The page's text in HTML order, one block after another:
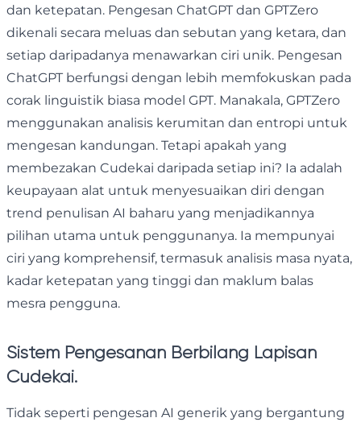
dan ketepatan. Pengesan ChatGPT dan GPTZero
dikenali secara meluas dan sebutan yang ketara, dan
setiap daripadanya menawarkan ciri unik. Pengesan
ChatGPT berfungsi dengan lebih memfokuskan pada
corak linguistik biasa model GPT. Manakala, GPTZero
menggunakan analisis kerumitan dan entropi untuk
mengesan kandungan. Tetapi apakah yang
membezakan Cudekai daripada setiap ini? Ia adalah
keupayaan alat untuk menyesuaikan diri dengan
trend penulisan AI baharu yang menjadikannya
pilihan utama untuk penggunanya. Ia mempunyai
ciri yang komprehensif, termasuk analisis masa nyata,
kadar ketepatan yang tinggi dan maklum balas
mesra pengguna.
Sistem Pengesanan Berbilang Lapisan
Cudekai.
Tidak seperti pengesan AI generik yang bergantung